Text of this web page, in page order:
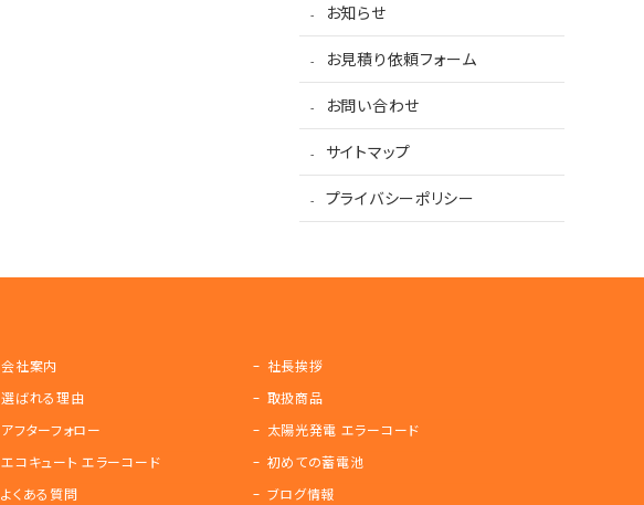
お知らせ
お見積り依頼フォーム
お問い合わせ
サイトマップ
プライバシーポリシー
会社案内
社長挨拶
選ばれる理由
取扱商品
アフターフォロー
太陽光発電 エラーコード
エコキュート エラーコード
初めての蓄電池
よくある質問
ブログ情報